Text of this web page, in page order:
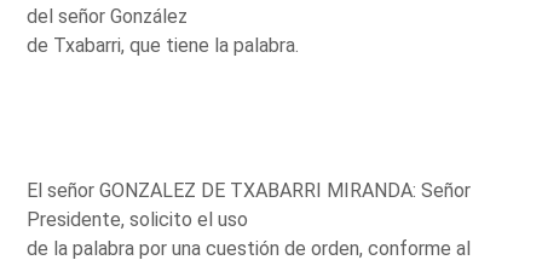
del señor González
de Txabarri, que tiene la palabra.
El señor GONZALEZ DE TXABARRI MIRANDA: Señor
Presidente, solicito el uso
de la palabra por una cuestión de orden, conforme al